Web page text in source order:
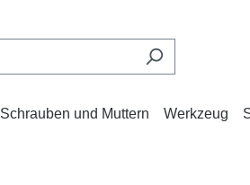
Schrauben und Muttern Werkzeug